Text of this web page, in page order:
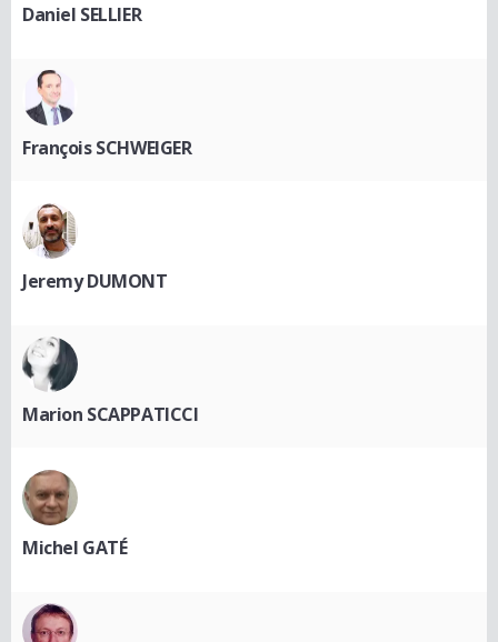
Daniel SELLIER
François SCHWEIGER
Jeremy DUMONT
Marion SCAPPATICCI
Michel GATÉ